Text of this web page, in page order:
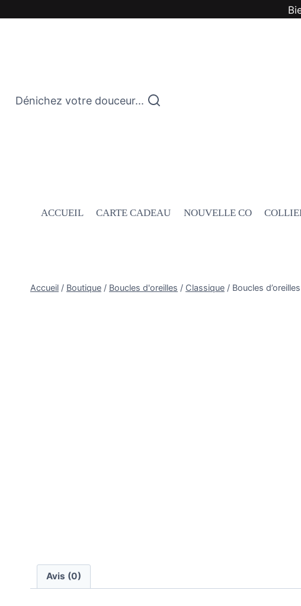
Dénichez votre douceur...
ACCUEIL CARTE CADEAU NOUVELLE CO
Accueil / Boutique / Boucles d'oreilles / Classique / Boucles
Avis (0)